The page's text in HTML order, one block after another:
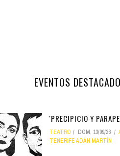
EVENTOS
'PRECIPICIO Y
TEATRO DOM, 13/09/26
TENERIFE ADÁN MARTÍN